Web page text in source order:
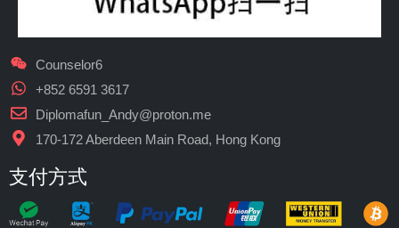
Counselor6
+852 6591 3617
Diplomafun_Andy@proton.me
170-172 Aberdeen Main Road, Hong Kong
支付方式